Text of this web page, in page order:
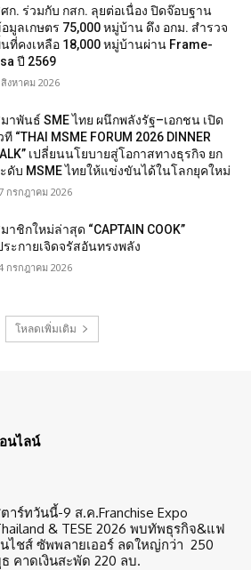
ก. ร่วมกับ กสก. ลุยต่อเนื่อง ปิดจ๊อบฐาน
มูลเกษตร 75,000 หมู่บ้าน ดึง อกม. สำรวจ
ที่คงเหลือ 18,000 หมู่บ้านผ่าน Frame-
ปี 2569
งหาคม 2026
าพันธ์ SME ไทย ผนึกพลังรัฐ–เอกชน เปิด
ที “THAI MSME FORUM 2026 DINNER
เปลี่ยนนโยบายสู่โอกาสทางธุรกิจ ยก
ดับ MSME ไทยให้แข่งขันได้ในโลกยุคใหม่
กรกฎาคม 2026
าชิกใหม่ล่าสุด “CAPTAIN COOK”
ระกายเจิดจรัสอันทรงพลัง
กรกฎาคม 2026
โหลดเพิ่มเติม
นไลน์
าร์ทวันนี้-9 ส.ค.Franchise Expo
& TESE 2026 พบทัพธุรกิจ&แฟ
ไชส์ ซัพพลายเออร์ ลดใหญ่กว่า 250
คาดเงินสะพัด 220 ลบ.